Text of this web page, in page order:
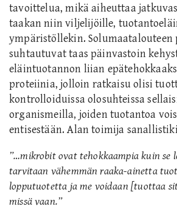
tavoittelua, mikä aiheuttaa
taakan niin viljelijöille,
ympäristöllekin.
suhtautuvat taas päinvastoin
eläintuotannon liian
proteiinia, jolloin ratkaisu olisi
kontrolloiduissa olosuhteissa
organismeilla, joiden tuotantoa
entisestään. Alan toimija
”…mikrobit ovat tehokkaampia kuin se
tarvitaan vähemmän raaka-ainetta
lopputuotetta ja me voidaan [tuottaa
missä vaan.”